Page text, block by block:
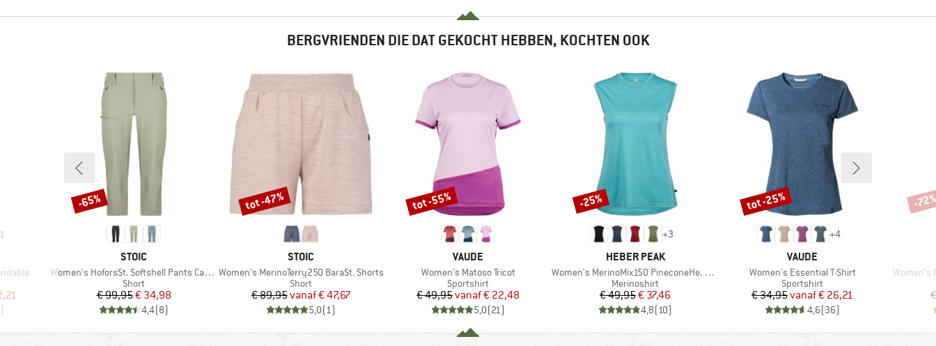
BERGVRIENDEN DIE DAT GEKOCHT HEBBEN, KOCHTEN OOK
1
prijs
)
MERK
STOIC
Artikel
Women's HoforsSt. Softshell Pants Capri Light
Productgroep
Short
Prijs
€ 99,95Verlaagde prijs
€ 34,98
4,4(8)
Korting
-65%
MERK
STOIC
Artikel
Women's MerinoTerry250 BaraSt. Shorts
Productgroep
Short
Prijs
€ 89,95 Verlaagde prijs
vanaf€ 47,67
5,0(1)
Korting
tot -47%
MERK
VAUDE
Artikel
Women's Matoso Tricot
Productgroep
Sportshirt
Prijs
€ 49,95 Verlaagde prijs
vanaf€ 22,48
5,0(21)
Korting
tot -55%
+3
MERK
HEBER PEAK
Artikel
Women's MerinoMix150 PineconeHe. Loose Tank
Productgroep
Merinoshirt
Prijs
€ 49,95Verlaagde prijs
€ 37,46
4,8(10)
Korting
-25%
+4
MERK
VAUDE
Artikel
Women's Essential T-Shirt
Productgroep
Sportshirt
Prijs
€ 34,95 Verlaagde prijs
vanaf€ 26,21
4,6(36)
Korting
tot -25%
Artikel
Women's
-